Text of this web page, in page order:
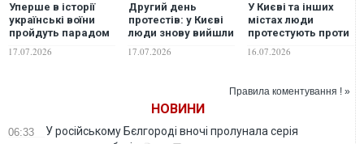
Уперше в історії
українські воїни
пройдуть парадом
у Брюсселі
17.07.2026
Другий день
протестів: у Києві
люди знову вийшли
на підтримку
Федорова. ВІДЕО
17.07.2026
У Києві та інших
містах люди
протестують проти
відставки
Федорова. ВІДЕО
16.07.2026
Правила коментування ! »
НОВИНИ
06:33
У російському Бєлгороді вночі пролунала серія